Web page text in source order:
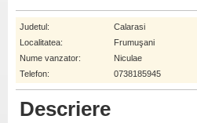
Judetul:
Calarasi
Localitatea:
Frumuşani
Nume vanzator:
Niculae
Telefon:
0738185945
Descriere